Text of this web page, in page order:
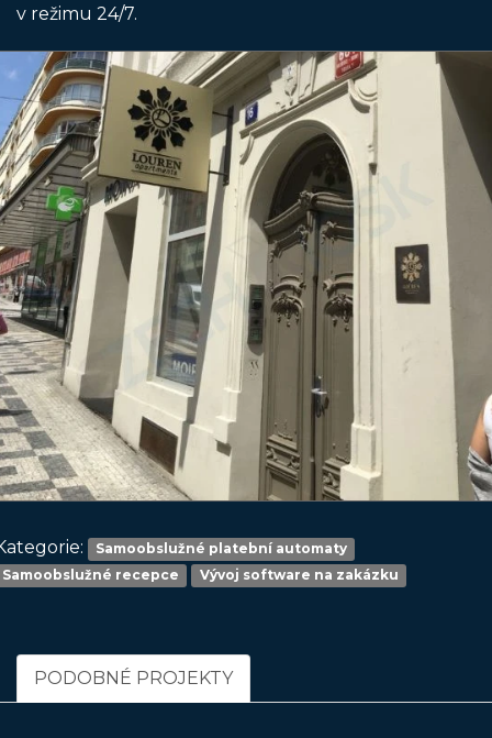
v režimu 24/7.
Samoobslužné platební automaty
Samoobslužné recepce
Vývoj software na zakázku
PODOBNÉ PROJEKTY